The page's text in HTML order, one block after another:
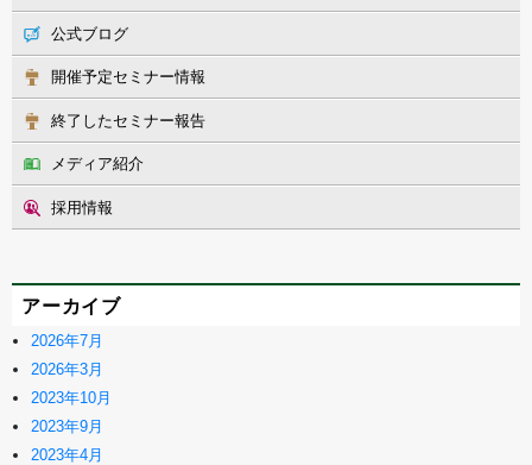
公式ブログ
開催予定セミナー情報
終了したセミナー報告
メディア紹介
採用情報
アーカイブ
2026年7月
2026年3月
2023年10月
2023年9月
2023年4月